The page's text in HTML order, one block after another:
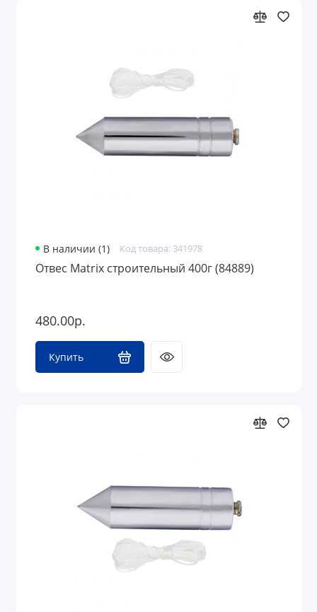
В наличии (1) Код товара: 341978
Отвес Matrix строительный 400г (84889)
480.00р.
Купить